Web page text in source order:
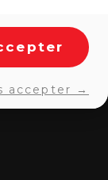
accepter →